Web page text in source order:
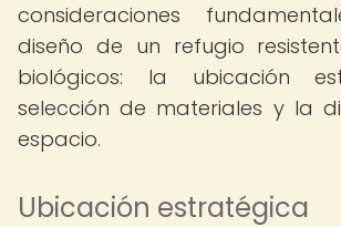
consideraciones
diseño de un refugio
biológicos: la ubicación
selección de materiales y la
espacio.
Ubicación estratégica